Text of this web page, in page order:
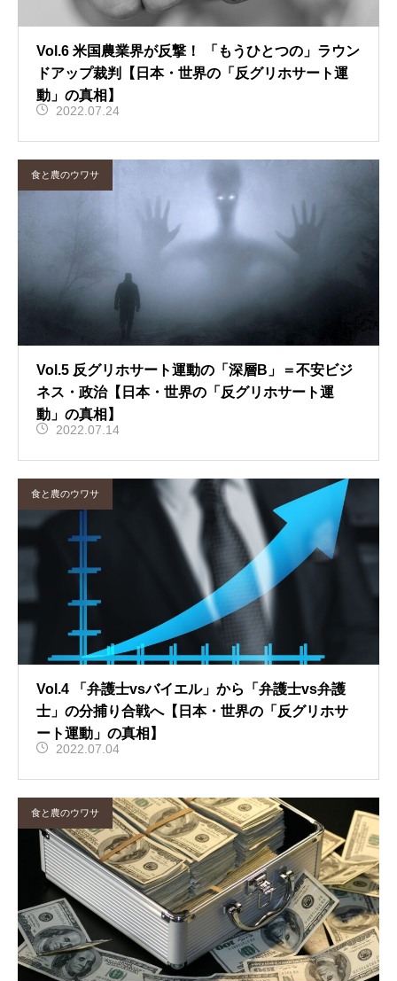
Vol.6 米国農業界が反撃！ 「もうひとつの」ラウン
ドアップ裁判【日本・世界の「反グリホサート運
動」の真相】
2022.07.24
食と農のウワサ
Vol.5 反グリホサート運動の「深層B」＝不安ビジ
ネス・政治【日本・世界の「反グリホサート運
動」の真相】
2022.07.14
食と農のウワサ
Vol.4 「弁護士vsバイエル」から「弁護士vs弁護
士」の分捕り合戦へ【日本・世界の「反グリホサ
ート運動」の真相】
2022.07.04
食と農のウワサ